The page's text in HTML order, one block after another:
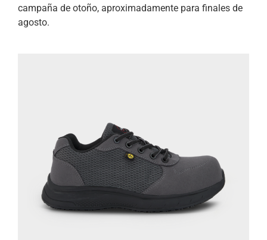
campaña de otoño, aproximadamente para finales de
agosto.